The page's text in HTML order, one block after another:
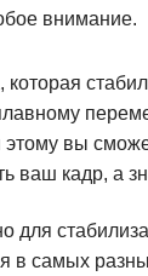
внимание.
вы
кадр, а
самых